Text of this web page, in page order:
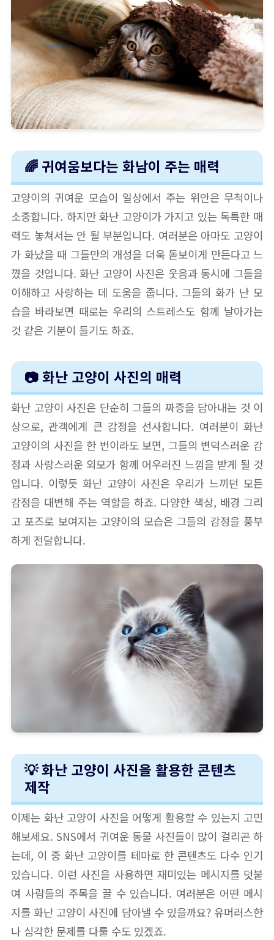
🌈 귀여움보다는 화남이 주는 매력
고양이의 귀여운 모습이 일상에서 주는 위안은 무척이나
소중합니다. 하지만 화난 고양이가 가지고 있는 독특한 매
력도 놓쳐서는 안 될 부분입니다. 여러분은 아마도 고양이
가 화났을 때 그들만의 개성을 더욱 돋보이게 만든다고 느
꼈을 것입니다. 화난 고양이 사진은 웃음과 동시에 그들을
이해하고 사랑하는 데 도움을 줍니다. 그들의 화가 난 모
습을 바라보면 때로는 우리의 스트레스도 함께 날아가는
것 같은 기분이 들기도 하죠.
📷 화난 고양이 사진의 매력
화난 고양이 사진은 단순히 그들의 짜증을 담아내는 것 이
상으로, 관객에게 큰 감정을 선사합니다. 여러분이 화난
고양이의 사진을 한 번이라도 보면, 그들의 변덕스러운 감
정과 사랑스러운 외모가 함께 어우러진 느낌을 받게 될 것
입니다. 이렇듯 화난 고양이 사진은 우리가 느끼던 모든
감정을 대변해 주는 역할을 하죠. 다양한 색상, 배경 그리
고 포즈로 보여지는 고양이의 모습은 그들의 감정을 풍부
하게 전달합니다.
💡 화난 고양이 사진을 활용한 콘텐츠
제작
이제는 화난 고양이 사진을 어떻게 활용할 수 있는지 고민
해보세요. SNS에서 귀여운 동물 사진들이 많이 걸리곤 하
는데, 이 중 화난 고양이를 테마로 한 콘텐츠도 다수 인기
있습니다. 이런 사진을 사용하면 재미있는 메시지를 덧붙
여 사람들의 주목을 끌 수 있습니다. 여러분은 어떤 메시
지를 화난 고양이 사진에 담아낼 수 있을까요? 유머러스한
나 심각한 문제를 다룰 수도 있겠죠.